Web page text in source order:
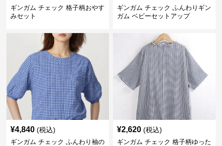
ギンガム チェック 格子柄おやす
みセット
ギンガム チェック ふんわりギン
ガム ベビーセットアップ
¥4,840 (税込)
ギンガム チェック ふんわり袖の
¥2,620 (税込)
ギンガム チェック 格子柄ゆった